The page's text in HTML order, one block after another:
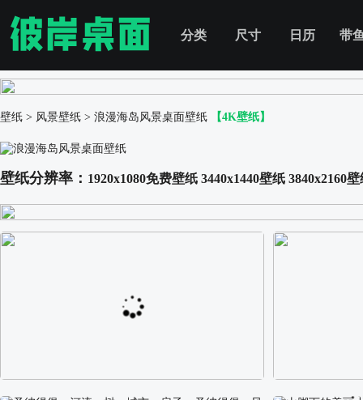
分类 尺寸 日历 带
壁纸 > 风景壁纸 > 浪漫海岛风景桌面壁纸 【4K壁纸】
壁纸分辨率： 1920x1080免费壁纸 3440x1440壁纸 3840x2160壁